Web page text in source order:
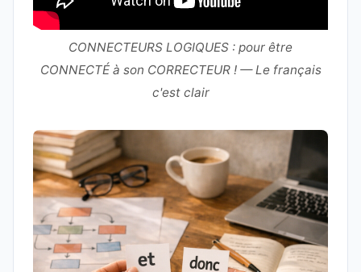
CONNECTEURS LOGIQUES : pour être
CONNECTÉ à son CORRECTEUR ! — Le français
c'est clair